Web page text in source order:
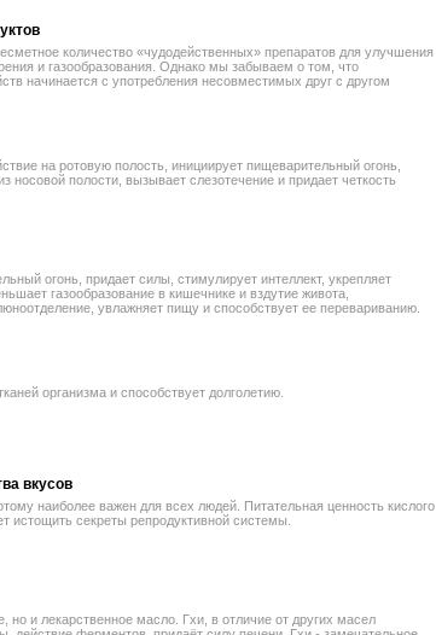
количество «чудодейственных» препаратов для улучшения
и газообразования. Однако мы забываем о том, что
начинается с употребления несовместимых друг с другом
на ротовую полость, инициирует пищеварительный огонь,
носовой полости, вызывает слезотечение и придает четкость
огонь, придает силы, стимулирует интеллект, укрепляет
газообразование в кишечнике и вздутие живота,
увлажняет пищу и способствует ее перевариванию.
организма и способствует долголетию.
вкусов
наиболее важен для всех людей. Питательная ценность кислого
секреты репродуктивной системы.
но и лекарственное масло. Гхи, в отличие от других масел